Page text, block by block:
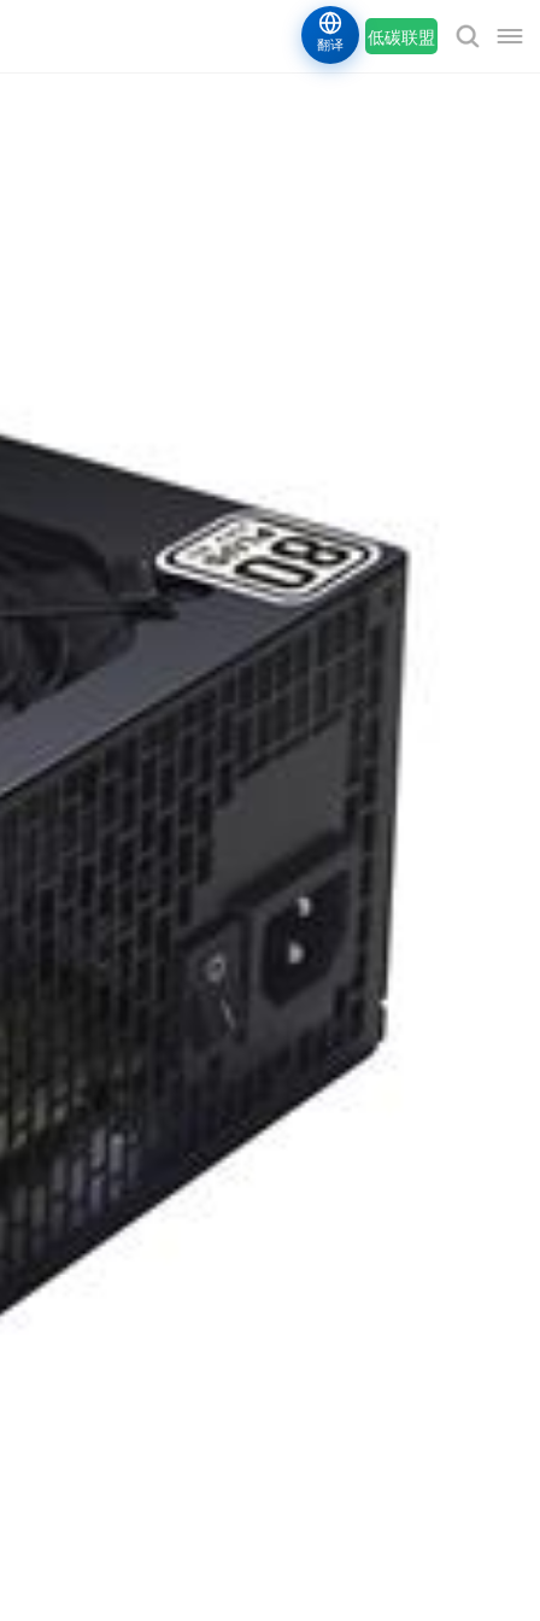
低碳联盟
翻译